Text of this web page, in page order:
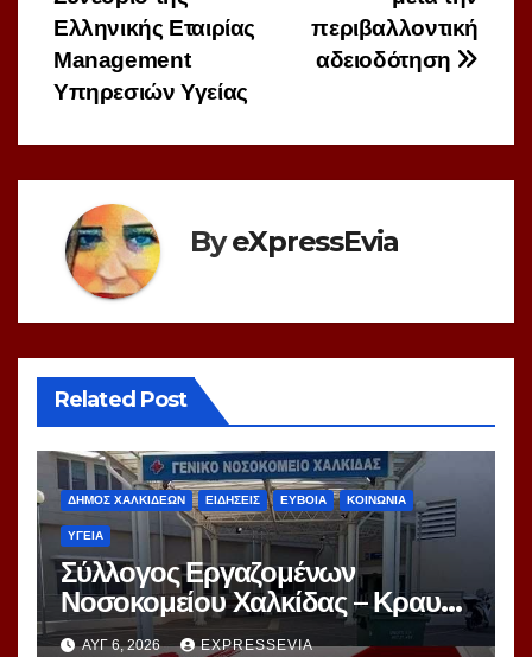
περιβαλλοντική
αδειοδότηση
Ελληνικής Εταιρίας
Management
Υπηρεσιών Υγείας
ByeXpressEvia
Related Post
ΔΗΜΟΣ ΧΑΛΚΙΔΕΩΝ ΕΙΔΗΣΕΙΣ ΕΥΒΟΙΑ ΚΟΙΝΩΝΙΑ
ΥΓΕΙΑ
Σύλλογος Εργαζομένων
Νοσοκομείου Χαλκίδας – Κραυγή
Αγωνίας
ΑΥΓ 6, 2026 EXPRESSEVIA